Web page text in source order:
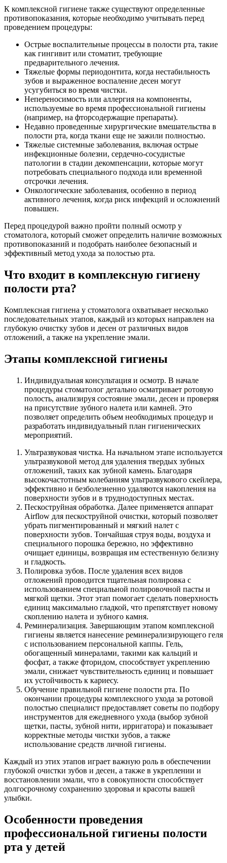
К комплексной гигиене также существуют определенные
противопоказания, которые необходимо учитывать перед
проведением процедуры:
Острые воспалительные процессы в полости рта, такие
как гингивит или стоматит, требующие
предварительного лечения.
Тяжелые формы периодонтита, когда нестабильность
зубов и выраженное воспаление десен могут
усугубиться во время чистки.
Непереносимость или аллергия на компоненты,
используемые во время профессиональной гигиены
(например, на фторсодержащие препараты).
Недавно проведенные хирургические вмешательства в
полости рта, когда ткани еще не зажили полностью.
Тяжелые системные заболевания, включая острые
инфекционные болезни, сердечно-сосудистые
патологии в стадии декомпенсации, которые могут
потребовать специального подхода или временной
отсрочки лечения.
Онкологические заболевания, особенно в период
активного лечения, когда риск инфекций и осложнений
повышен.
Перед процедурой важно пройти полный осмотр у
стоматолога, который сможет определить наличие возможных
противопоказаний и подобрать наиболее безопасный и
эффективный метод ухода за полостью рта.
Что входит в комплексную гигиену
полости рта?
Комплексная гигиена у стоматолога охватывает несколько
последовательных этапов, каждый из которых направлен на
глубокую очистку зубов и десен от различных видов
отложений, а также на укрепление эмали.
Этапы комплексной гигиены
Индивидуальная консультация и осмотр. В начале
процедуры стоматолог детально осматривает ротовую
полость, анализируя состояние эмали, десен и проверяя
на присутствие зубного налета или камней. Это
позволяет определить объем необходимых процедур и
разработать индивидуальный план гигиенических
мероприятий.
Ультразвуковая чистка. На начальном этапе используется
ультразвуковой метод для удаления твердых зубных
отложений, таких как зубной камень. Благодаря
высокочастотным колебаниям ультразвукового скейлера,
эффективно и безболезненно удаляются накопления на
поверхности зубов и в труднодоступных местах.
Пескоструйная обработка. Далее применяется аппарат
Airflow для пескоструйной очистки, который позволяет
убрать пигментированный и мягкий налет с
поверхности зубов. Тончайшая струя воды, воздуха и
специального порошка бережно, но эффективно
очищает единицы, возвращая им естественную белизну
и гладкость.
Полировка зубов. После удаления всех видов
отложений проводится тщательная полировка с
использованием специальной полировочной пасты и
мягкой щетки. Этот этап помогает сделать поверхность
единиц максимально гладкой, что препятствует новому
скоплению налета и зубного камня.
Реминерализация. Завершающим этапом комплексной
гигиены является нанесение реминерализирующего геля
с использованием персональной каппы. Гель,
обогащенный минералами, такими как кальций и
фосфат, а также фторидом, способствует укреплению
эмали, снижает чувствительность единиц и повышает
их устойчивость к кариесу.
Обучение правильной гигиене полости рта. По
окончании процедуры комплексного ухода за ротовой
полостью специалист предоставляет советы по подбору
инструментов для ежедневного ухода (выбор зубной
щетки, пасты, зубной нити, ирригатора) и показывает
корректные методы чистки зубов, а также
использование средств личной гигиены.
Каждый из этих этапов играет важную роль в обеспечении
глубокой очистки зубов и десен, а также в укреплении и
восстановлении эмали, что в совокупности способствует
долгосрочному сохранению здоровья и красоты вашей
улыбки.
Особенности проведения
профессиональной гигиены полости
рта у детей